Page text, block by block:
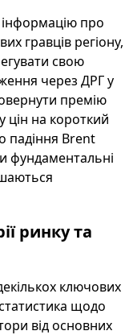
про
гравців регіону,
свою
через ДРГ у
премію
цін на короткий
падіння Brent
фундаментальні
ринку та
ключових
щодо
від основних